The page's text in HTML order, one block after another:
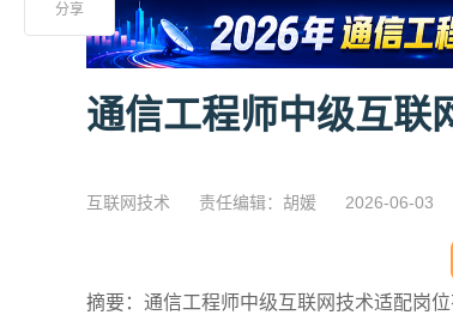
通信工程师中级互联
互联网技术 责任编辑：胡媛 2026-06-03
摘要：通信工程师中级互联网技术适配岗
分享